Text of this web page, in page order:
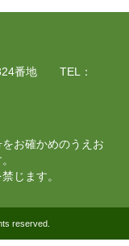
番地 TEL：
お確かめのうえお
じます。
reserved.